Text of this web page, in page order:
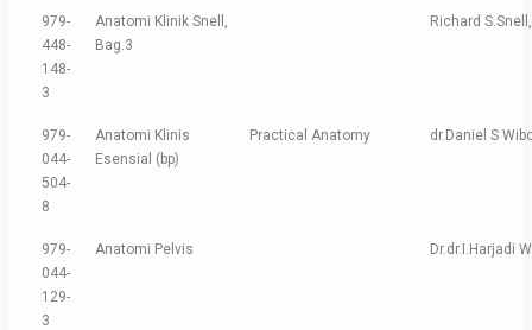
979-
448-
148-
3
Anatomi Klinik Snell,
Bag.3
Richard
979-
044-
504-
8
Anatomi Klinis
Esensial (bp)
Practical Anatomy dr.Daniel S
979-
044-
129-
3
Anatomi Pelvis Dr.dr.I.Harjadi